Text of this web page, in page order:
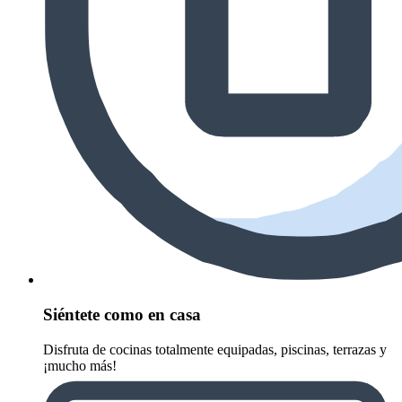
Siéntete como en casa
Disfruta de cocinas totalmente equipadas, piscinas, terrazas y
¡mucho más!